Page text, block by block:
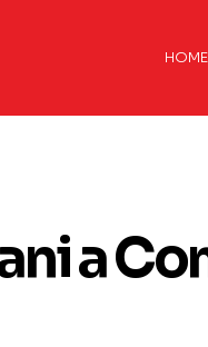
HOME
a